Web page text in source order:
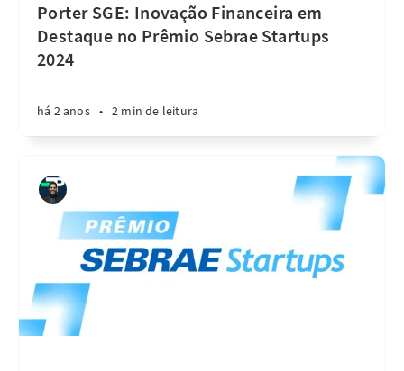
Porter SGE: Inovação Financeira em
Destaque no Prêmio Sebrae Startups
2024
há 2 anos • 2 min de leitura